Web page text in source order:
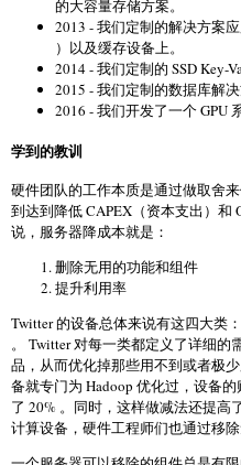
的大容量存储方案。
2013 - 我们定制的解决方案
）以及缓存设备上。
2014 - 我们定制的 SSD Key-
2015 - 我们定制的数据库解决
2016 - 我们开发了一个 GPU
学到的教训
硬件团队的工作本质是通过做取舍
到达到降低 CAPEX（资本支出）和
说，服务器降成本就是：
删除无用的功能和组件
提升利用率
Twitter 的设备总体来说有这四大类
。 Twitter 对每一类都定义了详细
品，从而优化掉那些用不到或者极
备就专门为 Hadoop 优化过，设备
了 20% 。同时，这样做减法还提
计算设备，硬件工程师们也通过移